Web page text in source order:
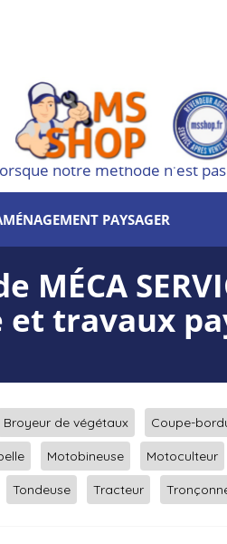
notre méthode n'est
PAYSAGER
travaux
Broyeur de végétaux Coupe-
Motobineuse Motoculteur
Tondeuse Tracteur